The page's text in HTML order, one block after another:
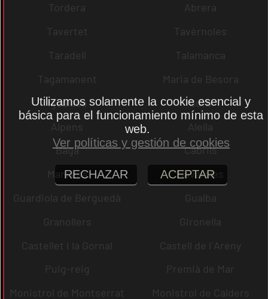
Tordera
Abrera
Tavertet
Tavèrnoles
Taradell
Talamanca
Tagamanent
Maria de Besora
Igualada
Gurb
Alpens
Alella
Bagà
Cabrils
Manresa
Navarcles
Guardiola de Berguedà
Gualba
Granollers
Gironella
Castellet i la Gornal
Castell de l´Areny
Puig-reig
Premià de Mar
Monistrol de Montserrat
Monistrol de Calders
Utilizamos solamente la cookie esencial y
básica para el funcionamiento mínimo de esta
web.
Ver políticas y gestión de cookies
RECHAZAR ACEPTAR